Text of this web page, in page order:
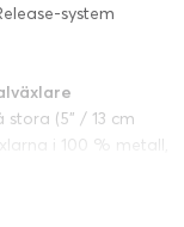
system
(5” / 13 cm
i 100 % metall,